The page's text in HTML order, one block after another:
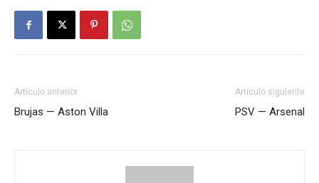
Artículo anterior
Brujas — Aston Villa
Artículo siguiente
PSV — Arsenal